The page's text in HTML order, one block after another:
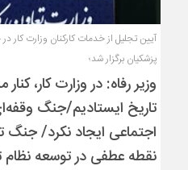
پزشکیان برگزار شد؛
وزیر رفاه: در وزارت کار،
تاریخ ایستادیم/جنگ
اجتماعی ایجاد نکرد/ جنگ
نقطه عطفی در توسعه